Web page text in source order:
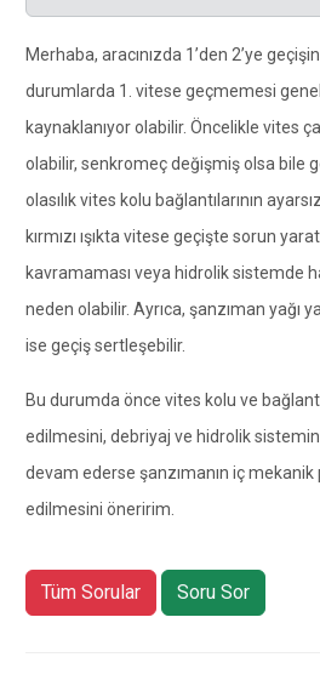
Merhaba, aracınızda 1’den 2’ye
durumlarda 1. vitese geçmemesi
kaynaklanıyor olabilir. Öncelikle vites
olabilir, senkromeç değişmiş olsa bile
olasılık vites kolu bağlantılarının
kırmızı ışıkta vitese geçişte sorun
kavramaması veya hidrolik sistemde
neden olabilir. Ayrıca, şanzıman yağı
ise geçiş sertleşebilir.
Bu durumda önce vites kolu ve
edilmesini, debriyaj ve hidrolik
devam ederse şanzımanın iç mekanik
edilmesini öneririm.
Tüm Sorular Soru Sor